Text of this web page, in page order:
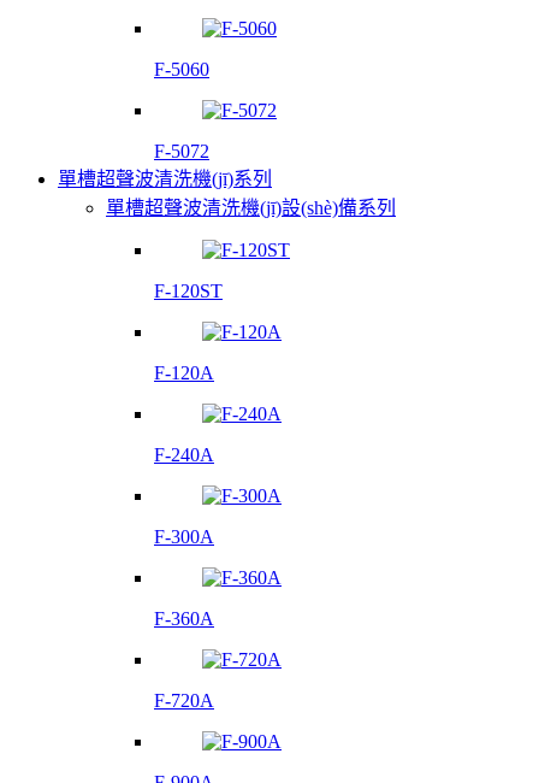
F-5060
F-5072
單槽超聲波清洗機(jī)系列
單槽超聲波清洗機(jī)設(shè)備系列
F-120ST
F-120A
F-240A
F-300A
F-360A
F-720A